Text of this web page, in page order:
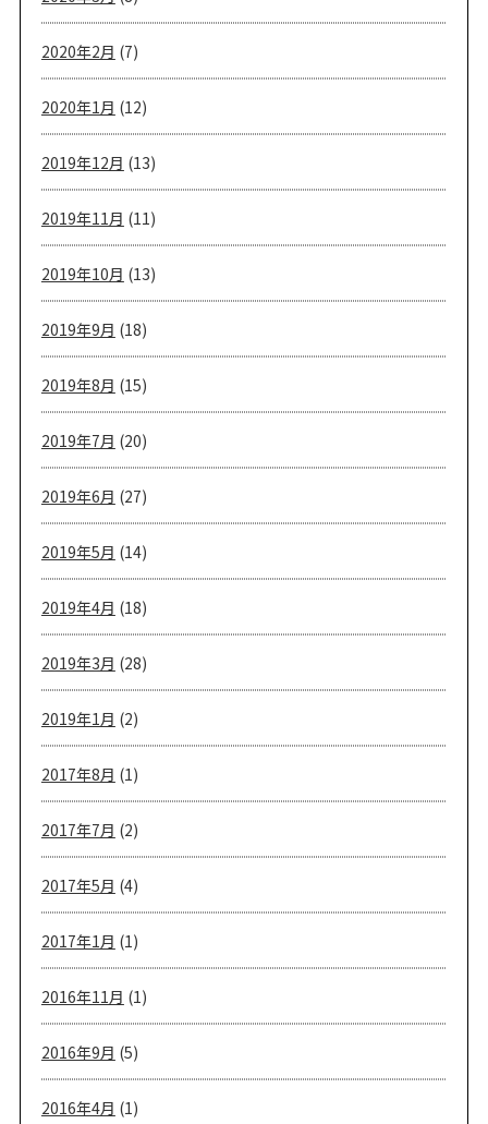
2020年2月 (7)
2020年1月 (12)
2019年12月 (13)
2019年11月 (11)
2019年10月 (13)
2019年9月 (18)
2019年8月 (15)
2019年7月 (20)
2019年6月 (27)
2019年5月 (14)
2019年4月 (18)
2019年3月 (28)
2019年1月 (2)
2017年8月 (1)
2017年7月 (2)
2017年5月 (4)
2017年1月 (1)
2016年11月 (1)
2016年9月 (5)
2016年4月 (1)